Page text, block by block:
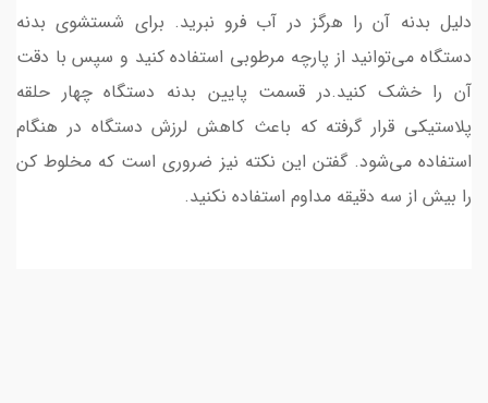
دلیل بدنه آن را هرگز در آب فرو نبرید. برای شستشوی بدنه
دستگاه می‌توانید از پارچه مرطوبی استفاده کنید و سپس با دقت
آن را خشک کنید.در قسمت پایین بدنه دستگاه چهار حلقه
پلاستیکی قرار گرفته که باعث کاهش لرزش دستگاه در هنگام
استفاده می‌شود. گفتن این نکته نیز ضروری است که مخلوط کن
را بیش از سه دقیقه مداوم استفاده نکنید.